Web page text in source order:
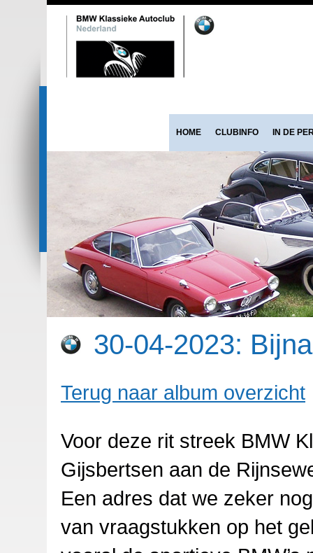
HOME CLUBINFO IN DE
30-04-2023:
Terug naar album overzicht
Voor deze rit streek BMW
Gijsbertsen aan de
Een adres dat we zeker
van vraagstukken op het